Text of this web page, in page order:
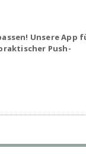
Unsere App
Push-